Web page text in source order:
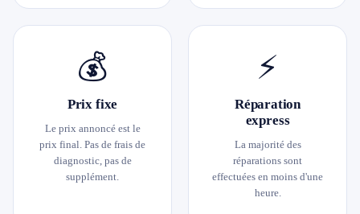
💰
Prix fixe
Le prix annoncé est le
prix final. Pas de frais de
diagnostic, pas de
supplément.
⚡
Réparation
express
La majorité des
réparations sont
effectuées en moins d'une
heure.